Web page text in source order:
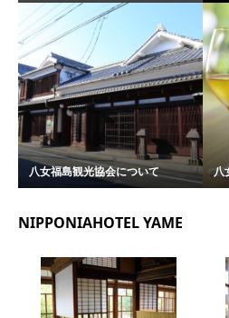
八女福島観光協会について 八
NIPPONIAHOTEL YAME